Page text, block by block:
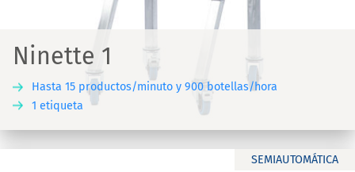
Ninette 1
Hasta 15 productos/minuto y 900 botellas/hora
1 etiqueta
SEMIAUTOMÁTICA